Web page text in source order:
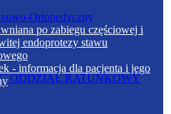
ODDZIAŁ RATUNKOWY
Ortopedyczny
po zabiegu częściowej i
endoprotezy stawu
- informacja dla pacjenta i jego